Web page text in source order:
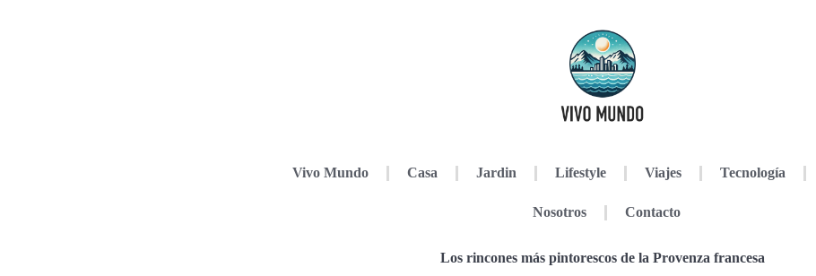
Vivo Mundo Casa Jardin Lifestyle Viajes Tecnología
Nosotros Contacto
Los rincones más pintorescos de la Provenza francesa